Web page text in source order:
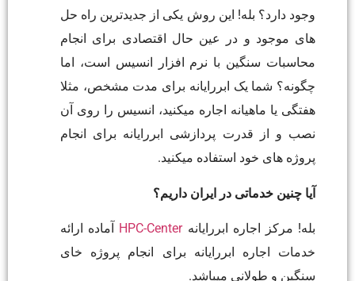
وجود دارد؟ بله! این روش یکی از جدیدترین راه حل
های موجود و در عین حال اقتصادی برای انجام
محاسبات سنگین با نرم افزار انسیس است، اما
چگونه؟ شما یک ابررایانه برای مدت مشخص، مثلا
هفتگی یا ماهیانه اجاره میکنید، انسیس را روی آن
نصب و از قدرت پردازشی ابررایانه برای انجام
پروژه های خود استفاده میکنید.
آیا چنین خدماتی در ایران داریم؟
بله! مرکز اجاره ابررایانهHPC-Center آماده ارائه
خدمات اجاره ابررایانه برای انجام پروژه خای
سنگین و طولانی میباشد.